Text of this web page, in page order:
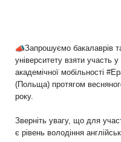
Запрошуємо бакалаврів
університету взяти участь
академічної мобільності
(Польща) протягом
року.
Зверніть увагу, що для
є рівень володіння